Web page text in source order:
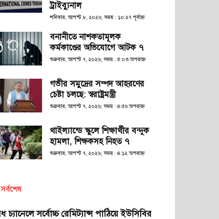
ট্রাইব্যুনাল
শনিবার, আগস্ট ৮, ২০২৬; সময় : ১০:২৭ পূর্বাহ্ণ
বনানীতে নাশকতামূলক
কর্মকাণ্ডের অভিযোগে আটক ৭
শুক্রবার, আগস্ট ৭, ২০২৬; সময় : ৫:০৩ অপরাহ্ণ
গভীর সমুদ্রের সম্পদ আহরণের
চেষ্টা চলছে: স্বরাষ্ট্রমন্ত্রী
শুক্রবার, আগস্ট ৭, ২০২৬; সময় : ৪:৫৬ অপরাহ্ণ
থাইল্যান্ডে স্কুলে শিক্ষার্থীর বন্দুক
হামলা, শিক্ষকসহ নিহত ৭
শুক্রবার, আগস্ট ৭, ২০২৬; সময় : ৪:১২ অপরাহ্ণ
সর্বশেষ
চ্যানেলে সর্বোচ্চ রেমিট্যান্স পাঠিয়ে ইউসিবির